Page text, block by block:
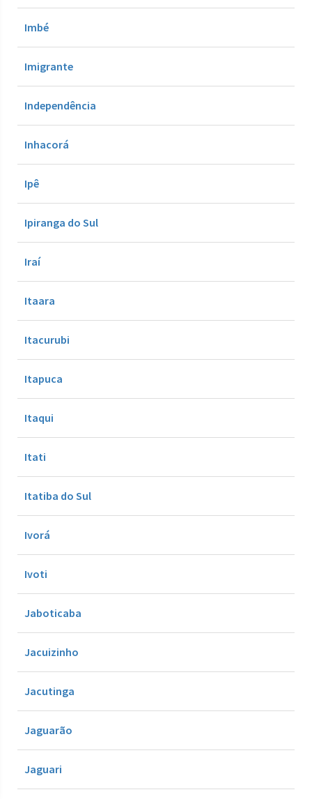
Imbé
Imigrante
Independência
Inhacorá
Ipê
Ipiranga do Sul
Iraí
Itaara
Itacurubi
Itapuca
Itaqui
Itati
Itatiba do Sul
Ivorá
Ivoti
Jaboticaba
Jacuizinho
Jacutinga
Jaguarão
Jaguari